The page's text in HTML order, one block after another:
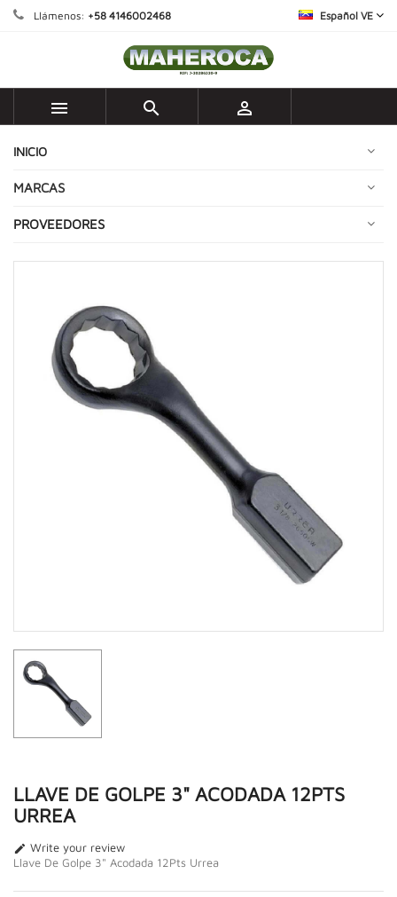
Llámenos: +58 4146002468 Español VE
  
INICIO
MARCAS
PROVEEDORES
LLAVE DE GOLPE 3" ACODADA 12PTS
URREA
 Write your review
Llave De Golpe 3" Acodada 12Pts Urrea